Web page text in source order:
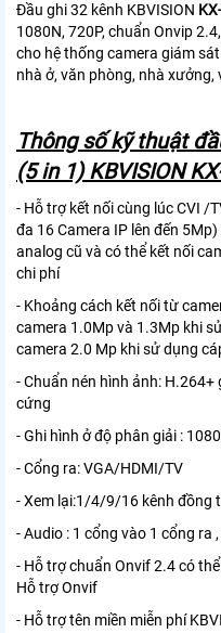
Đầu ghi 32 kênh KBVISION
1080N, 720P, chuẩn Onvip
cho hệ thống camera giám
nhà ở, văn phòng, nhà xưởng,
Thông số kỹ thuật
(5 in 1) KBVISION
- Hỗ trợ kết nối cùng lúc CVI /
đa 16 Camera IP lên đến
analog cũ và có thể kết nối
chi phí
- Khoảng cách kết nối từ
camera 1.0Mp và 1.3Mp khi
camera 2.0 Mp khi sử dụng
- Chuẩn nén hình ảnh:
cứng
- Ghi hình ở độ phân giải :
- Cổng ra: VGA/HDMI/TV
- Xem lại:1/4/9/16 kênh đồng
- Audio : 1 cổng vào 1 cổng ra
- Hỗ trợ chuẩn Onvif 2.4 có
Hỗ trợ Onvif
- Hỗ trợ tên miền miễn phí